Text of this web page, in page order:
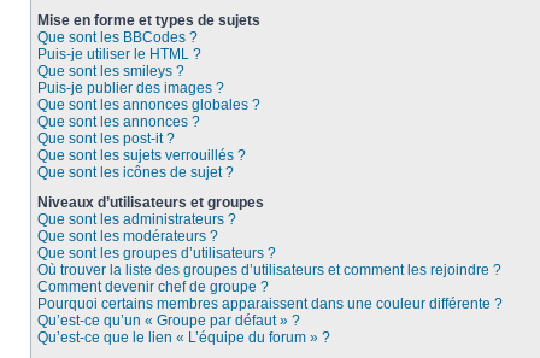
Mise en forme et types de sujets
Que sont les BBCodes ?
Puis-je utiliser le HTML ?
Que sont les smileys ?
Puis-je publier des images ?
Que sont les annonces globales ?
Que sont les annonces ?
Que sont les post-it ?
Que sont les sujets verrouillés ?
Que sont les icônes de sujet ?
Niveaux d’utilisateurs et groupes
Que sont les administrateurs ?
Que sont les modérateurs ?
Que sont les groupes d’utilisateurs ?
Où trouver la liste des groupes d’utilisateurs et comment les rejoindre ?
Comment devenir chef de groupe ?
Pourquoi certains membres apparaissent dans une couleur différente ?
Qu’est-ce qu’un « Groupe par défaut » ?
Qu’est-ce que le lien « L’équipe du forum » ?